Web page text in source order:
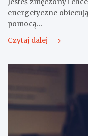
energetyczne
pomocą…
Czytaj dalej